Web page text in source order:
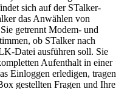
sich auf der STalker-
das Anwählen von
getrennt Modem- und
ob STalker nach
Datei ausführen soll. Sie
Aufenthalt in einer
Einloggen erledigen, tragen
gestellten Fragen und Ihre